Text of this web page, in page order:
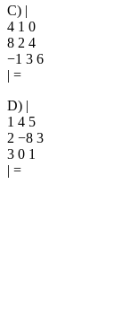
C) |
4 1 0
8 2 4
−1 3 6
| =
D) |
1 4 5
2 −8 3
3 0 1
| =